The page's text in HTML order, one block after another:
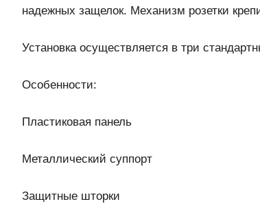
надежных защелок. Механизм розетки
Установка осуществляется в три
Особенности:
Пластиковая панель
Металлический суппорт
Защитные шторки